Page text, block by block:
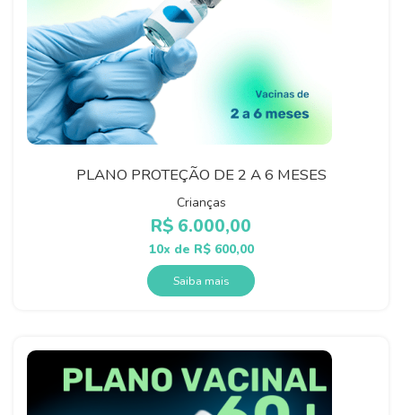
PLANO PROTEÇÃO DE 2 A 6 MESES
Crianças
R$ 6.000,00
10x de R$600,00
Saiba mais